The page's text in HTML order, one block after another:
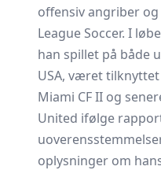
offensiv angriber
League Soccer. I
han spillet på både
USA, været
Miami CF II og
United ifølge
oplysninger om